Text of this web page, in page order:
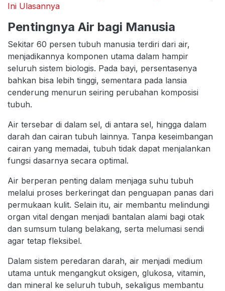
Ini Ulasannya
Pentingnya Air bagi Manusia
Sekitar 60 persen tubuh manusia terdiri dari air,
menjadikannya komponen utama dalam hampir
seluruh sistem biologis. Pada bayi, persentasenya
bahkan bisa lebih tinggi, sementara pada lansia
cenderung menurun seiring perubahan komposisi
tubuh.
Air tersebar di dalam sel, di antara sel, hingga dalam
darah dan cairan tubuh lainnya. Tanpa keseimbangan
cairan yang memadai, tubuh tidak dapat menjalankan
fungsi dasarnya secara optimal.
Air berperan penting dalam menjaga suhu tubuh
melalui proses berkeringat dan penguapan panas dari
permukaan kulit. Selain itu, air membantu melindungi
organ vital dengan menjadi bantalan alami bagi otak
dan sumsum tulang belakang, serta melumasi sendi
agar tetap fleksibel.
Dalam sistem peredaran darah, air menjadi medium
utama untuk mengangkut oksigen, glukosa, vitamin,
dan mineral ke seluruh tubuh, sekaligus membantu